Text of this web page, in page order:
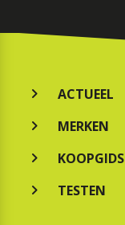
ACTUEEL
MERKEN
KOOPGIDS
TESTEN